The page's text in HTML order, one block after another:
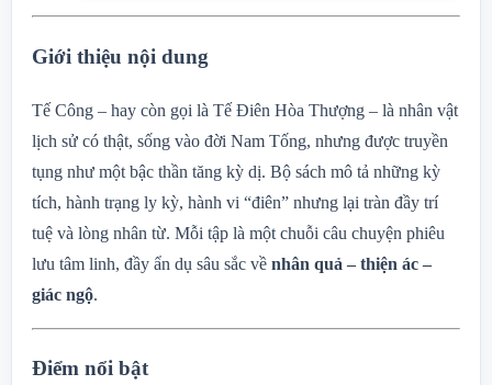
Giới thiệu nội dung
Tế Công – hay còn gọi là Tế Điên Hòa Thượng – là nhân vật
lịch sử có thật, sống vào đời Nam Tống, nhưng được truyền
tụng như một bậc thần tăng kỳ dị. Bộ sách mô tả những kỳ
tích, hành trạng ly kỳ, hành vi “điên” nhưng lại tràn đầy trí
tuệ và lòng nhân từ. Mỗi tập là một chuỗi câu chuyện phiêu
lưu tâm linh, đầy ẩn dụ sâu sắc về nhân quả – thiện ác –
giác ngộ.
Điểm nổi bật